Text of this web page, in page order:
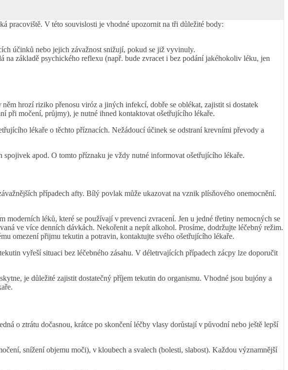
pracoviště. V této souvislosti je vhodné upozornit na tři důležité body:
účinků nebo jejich závažnost snižují, pokud se již vyvinuly.
základě psychického reflexu (např. bude zvracet i bez podání jakéhokoliv léku, jen
hrozí riziko přenosu viróz a jiných infekcí, dobře se oblékat, zajistit si dostatek
při močení, průjmy), je nutné ihned kontaktovat ošetřujícího lékaře.
lékaře o těchto příznacích. Nežádoucí účinek se odstraní krevními převody a
apod. O tomto příznaku je vždy nutné informovat ošetřujícího lékaře.
případech afty. Bílý povlak může ukazovat na vznik plísňového onemocnění.
léků, které se používají v prevenci zvracení. Jen u jedné třetiny nemocných se
ve více denních dávkách. Nekořenit a nepít alkohol. Prosíme, dodržujte léčebný režim.
omezení přijmu tekutin a potravin, kontaktujte svého ošetřujícího lékaře.
vyřeší situaci bez léčebného zásahu. V déletrvajících případech zácpy lze doporučit
je důležité zajistit dostatečný příjem tekutin do organismu. Vhodné jsou bujóny a
o ztrátu dočasnou, krátce po skončení léčby vlasy dorůstají v původní nebo ještě lepší
snížení objemu moči), v kloubech a svalech (bolesti, slabost). Každou významnější